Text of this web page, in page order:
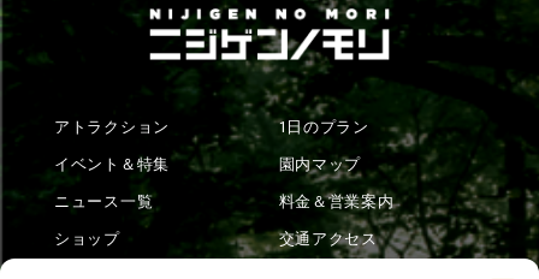
アトラクション
イベント＆特集
ニュース一覧
ショップ
1日のプラン
園内マップ
料金＆営業案内
交通アクセス